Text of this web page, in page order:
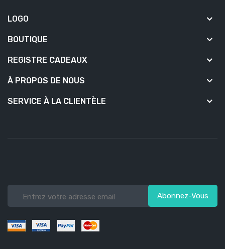
LOGO
BOUTIQUE
REGISTRE CADEAUX
À PROPOS DE NOUS
SERVICE À LA CLIENTÈLE
Abonnez-Vous